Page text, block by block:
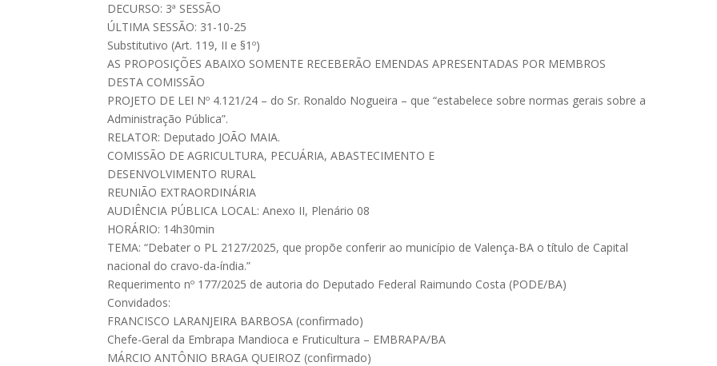
DECURSO: 3ª SESSÃO
ÚLTIMA SESSÃO: 31-10-25
Substitutivo (Art. 119, II e §1º)
AS PROPOSIÇÕES ABAIXO SOMENTE RECEBERÃO EMENDAS APRESENTADAS POR MEMBROS
DESTA COMISSÃO
PROJETO DE LEI Nº 4.121/24 – do Sr. Ronaldo Nogueira – que “estabelece sobre normas gerais sobre a
Administração Pública”.
RELATOR: Deputado JOÃO MAIA.
COMISSÃO DE AGRICULTURA, PECUÁRIA, ABASTECIMENTO E
DESENVOLVIMENTO RURAL
REUNIÃO EXTRAORDINÁRIA
AUDIÊNCIA PÚBLICA LOCAL: Anexo II, Plenário 08
HORÁRIO: 14h30min
TEMA: “Debater o PL 2127/2025, que propõe conferir ao município de Valença-BA o título de Capital
nacional do cravo-da-índia.”
Requerimento nº 177/2025 de autoria do Deputado Federal Raimundo Costa (PODE/BA)
Convidados:
FRANCISCO LARANJEIRA BARBOSA (confirmado)
Chefe-Geral da Embrapa Mandioca e Fruticultura – EMBRAPA/BA
MÁRCIO ANTÔNIO BRAGA QUEIROZ (confirmado)